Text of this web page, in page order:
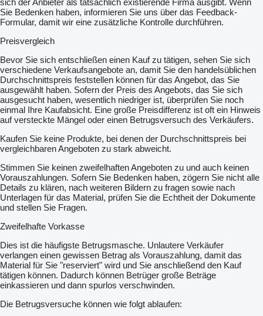
sich der Anbieter als tatsächlich existierende Firma ausgibt. Wenn
Sie Bedenken haben, informieren Sie uns über das Feedback-
Formular, damit wir eine zusätzliche Kontrolle durchführen.
Preisvergleich
Bevor Sie sich entschließen einen Kauf zu tätigen, sehen Sie sich
verschiedene Verkaufsangebote an, damit Sie den handelsüblichen
Durchschnittspreis feststellen können für das Angebot, das Sie
ausgewählt haben. Sofern der Preis des Angebots, das Sie sich
ausgesucht haben, wesentlich niedriger ist, überprüfen Sie noch
einmal Ihre Kaufabsicht. Eine große Preisdifferenz ist oft ein Hinweis
auf versteckte Mängel oder einen Betrugsversuch des Verkäufers.
Kaufen Sie keine Produkte, bei denen der Durchschnittspreis bei
vergleichbaren Angeboten zu stark abweicht.
Stimmen Sie keinen zweifelhaften Angeboten zu und auch keinen
Vorauszahlungen. Sofern Sie Bedenken haben, zögern Sie nicht alle
Details zu klären, nach weiteren Bildern zu fragen sowie nach
Unterlagen für das Material, prüfen Sie die Echtheit der Dokumente
und stellen Sie Fragen.
Zweifelhafte Vorkasse
Dies ist die häufigste Betrugsmasche. Unlautere Verkäufer
verlangen einen gewissen Betrag als Vorauszahlung, damit das
Material für Sie "reserviert" wird und Sie anschließend den Kauf
tätigen können. Dadurch können Betrüger große Beträge
einkassieren und dann spurlos verschwinden.
Die Betrugsversuche können wie folgt ablaufen: